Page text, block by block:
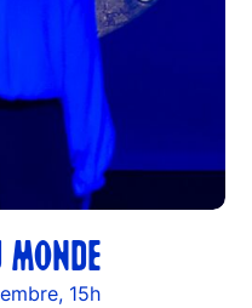
MONDE
15h